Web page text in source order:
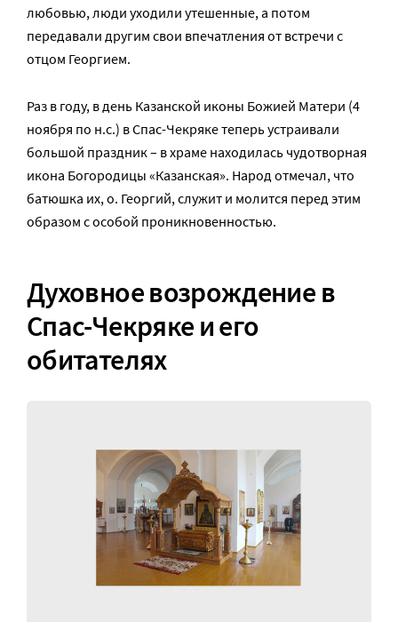
любовью, люди уходили утешенные, а потом
передавали другим свои впечатления от встречи с
отцом Георгием.
Раз в году, в день Казанской иконы Божией Матери (4
ноября по н.с.) в Спас-Чекряке теперь устраивали
большой праздник – в храме находилась чудотворная
икона Богородицы «Казанская». Народ отмечал, что
батюшка их, о. Георгий, служит и молится перед этим
образом с особой проникновенностью.
Духовное возрождение в
Спас-Чекряке и его
обитателях